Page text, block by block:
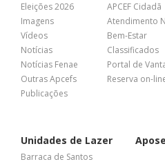
Eleições 2026
Imagens
Vídeos
Notícias
Notícias Fenae
Outras Apcefs
Publicações
APCEF Cidadã
Atendimento
Bem-Estar
Classificados
Portal de
Reserva on-
Unidades de Lazer
Barraca de Santos